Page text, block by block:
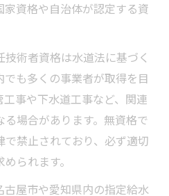
画の立て方と実践ポイン
学ぶ合格率向上のヒント
資格とは何か
水道工事資格の特徴とは
水道工事国家資格につい
格が現場に与える効果
資格や自治体が認定する資
術者資格は水道法に基づく
も多くの事業者が取得を目
事や下水道工事など、関連
場合があります。無資格で
禁止されており、必ず適切
られます。
屋市や愛知県内の指定給水